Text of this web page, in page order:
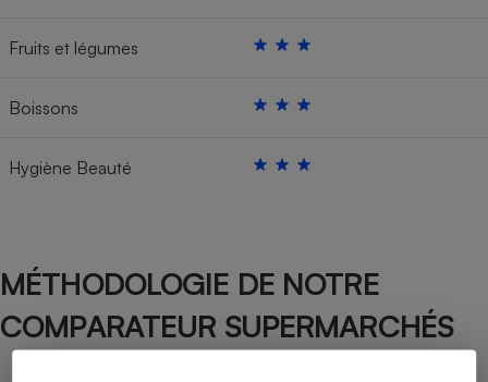
Fruits et légumes
Boissons
Hygiène Beauté
MÉTHODOLOGIE DE NOTRE
COMPARATEUR SUPERMARCHÉS